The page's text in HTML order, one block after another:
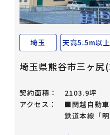
埼玉 天高5.5m以上
埼玉県熊谷市三ヶ
契約面積：
2103.9坪
アクセス：
■関越自動
鉄道本線「